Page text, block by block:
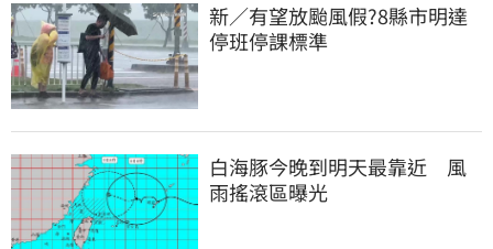
新／有望放颱風假?8縣市明達
停班停課標準
白海豚今晚到明天最靠近　風
雨搖滾區曝光